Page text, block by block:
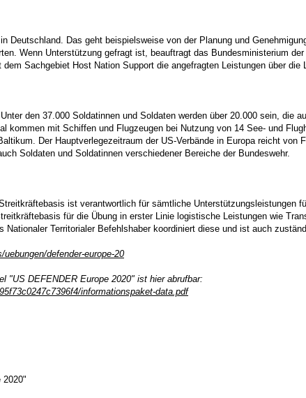
Deutschland. Das geht beispielsweise von der Planung und
Wenn Unterstützung gefragt ist, beauftragt das Bundesministerium
Sachgebiet Host Nation Support die angefragten Leistungen über die
den 37.000 Soldatinnen und Soldaten werden über 20.000 sein, die
kommen mit Schiffen und Flugzeugen bei Nutzung von 14 See- und
Der Hauptverlegezeitraum der US-Verbände in Europa reicht
Soldaten und Soldatinnen verschiedener Bereiche der Bundeswehr.
ist verantwortlich für sämtliche Unterstützungsleistungen
für die Übung in erster Linie logistische Leistungen wie
Territorialer Befehlshaber koordiniert diese und ist auch
defender-europe-20
"US DEFENDER Europe 2020" ist hier abrufbar:
informationspaket-data.pdf
2020"